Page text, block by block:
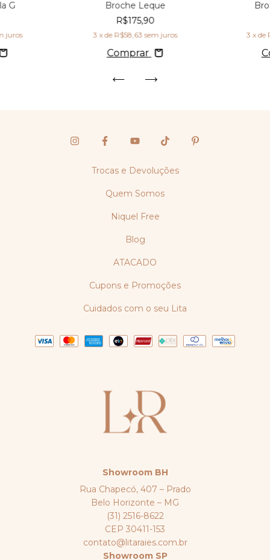
G
juros
Broche Leque
R$175,90
3 x de R$58,63 sem juros
Comprar
3 x de
Trocas e Devoluções
Quem Somos
Niquel Free
Blog
ATACADO
Cupons e Promoções
Cuidados com o seu Lita
Showroom BH
Rua Chapecó, 407 – Prado
Belo Horizonte – MG
(31) 2516-8622
CEP 30411-153
contato@litaraies.com.br
Showroom SP